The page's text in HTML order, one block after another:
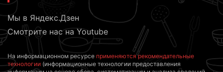
Мы в Яндекс.Дзен
Смотрите нас на Youtube
На информационном ресурсе применяются рекомендательные
технологии (информационные технологии предоставления